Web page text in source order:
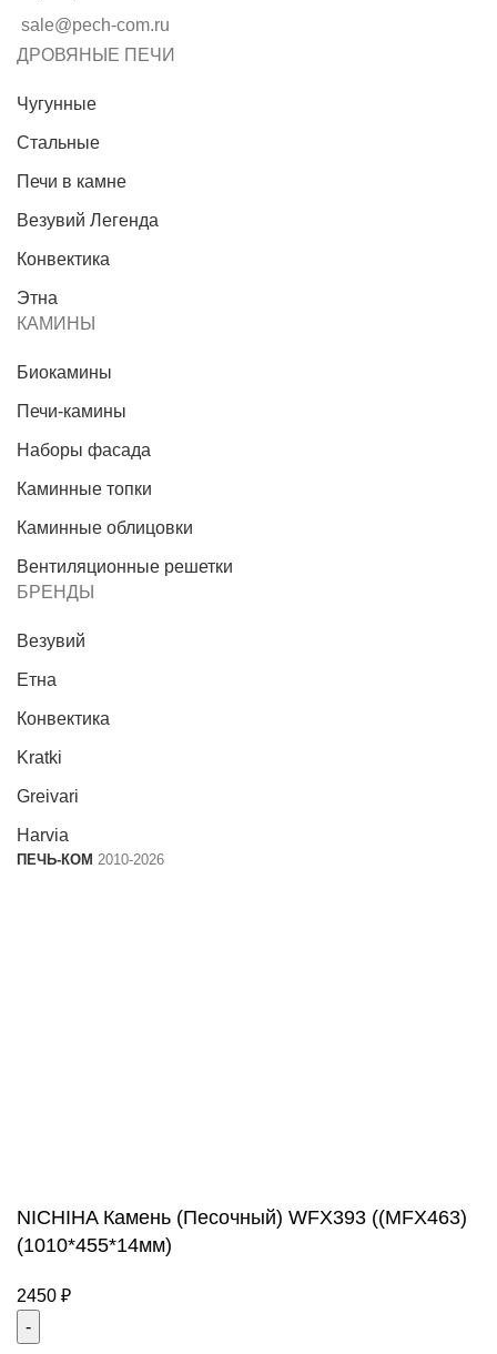
sale@pech-com.ru
ДРОВЯНЫЕ ПЕЧИ
Чугунные
Стальные
Печи в камне
Везувий Легенда
Конвектика
Этна
КАМИНЫ
Биокамины
Печи-камины
Наборы фасада
Каминные топки
Каминные облицовки
Вентиляционные решетки
БРЕНДЫ
Везувий
Етна
Конвектика
Kratki
Greivari
Harvia
ПЕЧЬ-КОМ 2010-2026
NICHIHA Камень (Песочный) WFX393 ((MFX463)
(1010*455*14мм)
2450 ₽